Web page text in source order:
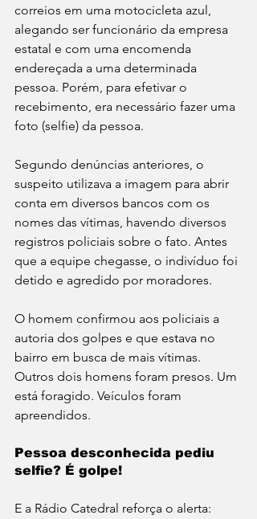
correios em uma motocicleta azul,
alegando ser funcionário da empresa
estatal e com uma encomenda
endereçada a uma determinada
pessoa. Porém, para efetivar o
recebimento, era necessário fazer uma
foto (selfie) da pessoa.
Segundo denúncias anteriores, o
suspeito utilizava a imagem para abrir
conta em diversos bancos com os
nomes das vítimas, havendo diversos
registros policiais sobre o fato. Antes
que a equipe chegasse, o indivíduo foi
detido e agredido por moradores.
O homem confirmou aos policiais a
autoria dos golpes e que estava no
bairro em busca de mais vítimas.
Outros dois homens foram presos. Um
está foragido. Veículos foram
apreendidos.
Pessoa desconhecida pediu
selfie? É golpe!
E a Rádio Catedral reforça o alerta: